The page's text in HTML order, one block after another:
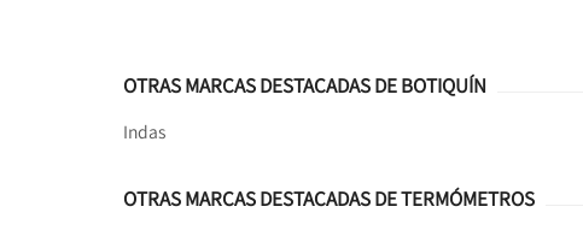
OTRAS MARCAS DESTACADAS DE BOTIQUÍN
Indas
OTRAS MARCAS DESTACADAS DE TERMÓMETROS